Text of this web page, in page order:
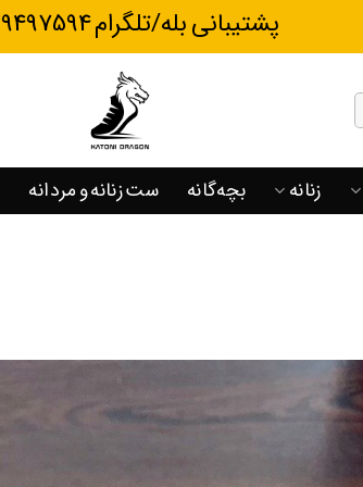
پشتیبانی بله/تلگرام 09129497594
زنانه بچه‌گانه ست زنانه و مردانه